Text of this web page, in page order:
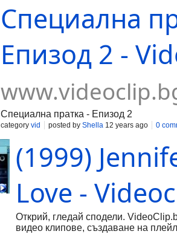
Специална
Епизод 2 -
Специална пратка - Епизод 2
category vid posted by Shella 12 years ago 0
(1999)
Love -
Открий, гледай сподели.
видео клипове, създаване на